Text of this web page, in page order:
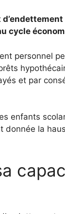
cycle
personnel
et par
enfants
donnée la